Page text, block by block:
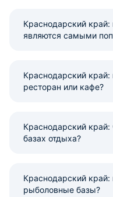
Краснодарский край:
являются самыми
Краснодарский край:
ресторан или кафе?
Краснодарский
базах отдыха?
Краснодарский край:
рыболовные базы?